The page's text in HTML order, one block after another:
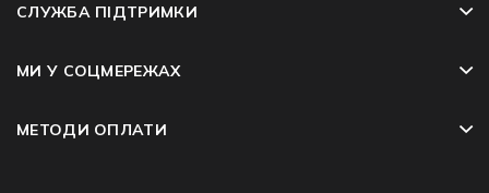
СЛУЖБА ПІДТРИМКИ
МИ У СОЦМЕРЕЖАХ
МЕТОДИ ОПЛАТИ